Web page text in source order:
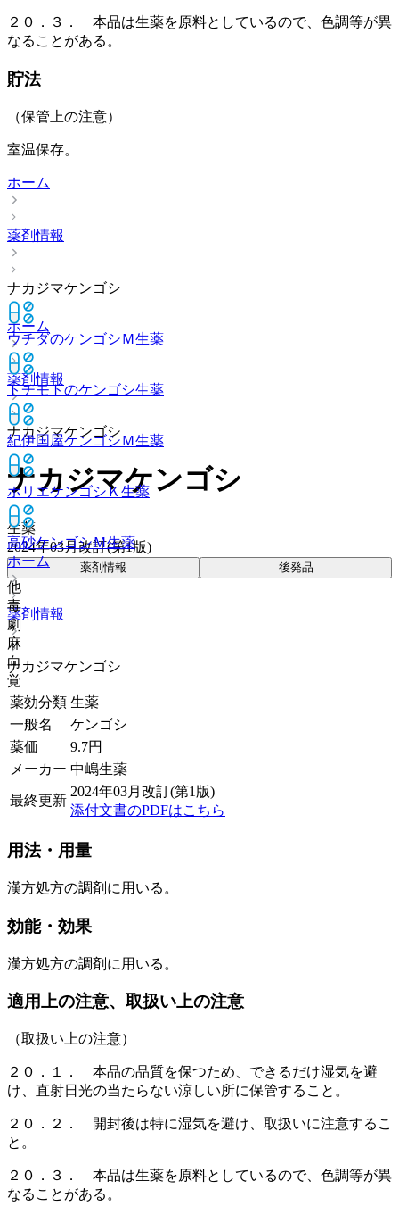
２０．３． 本品は生薬を原料としているので、色調等が異
なることがある。
貯法
（保管上の注意）
室温保存。
ホーム
薬剤情報
ナカジマケンゴシ
ウチダのケンゴシＭ生薬
トチモトのケンゴシ生薬
紀伊国屋ケンゴシＭ生薬
ホリエケンゴシＫ 生薬
高砂ケンゴシＭ生薬
ホーム
薬剤情報
ナカジマケンゴシ
ホーム
薬剤情報
ナカジマケンゴシ
ナカジマケンゴシ
生薬
2024年03月改訂(第1版)
薬剤情報 後発品
他
毒
劇
麻
向
覚
薬効分類 生薬
一般名
ケンゴシ
薬価
9.7円
メーカー 中嶋生薬
最終更新
2024年03月改訂(第1版)
添付文書のPDFはこちら
用法・用量
漢方処方の調剤に用いる。
効能・効果
漢方処方の調剤に用いる。
適用上の注意、取扱い上の注意
（取扱い上の注意）
２０．１． 本品の品質を保つため、できるだけ湿気を避
け、直射日光の当たらない涼しい所に保管すること。
２０．２． 開封後は特に湿気を避け、取扱いに注意するこ
と。
２０．３． 本品は生薬を原料としているので、色調等が異
なることがある。